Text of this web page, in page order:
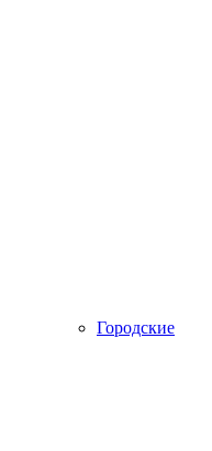
Городские